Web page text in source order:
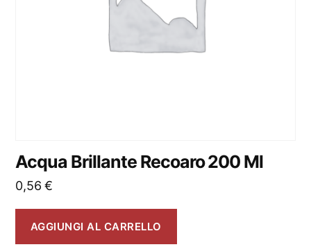
Acqua Brillante Recoaro 200 Ml
0,56€
AGGIUNGI AL CARRELLO